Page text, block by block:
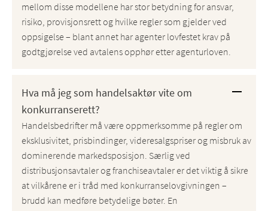
mellom disse modellene har stor betydning for ansvar,
risiko, provisjonsrett og hvilke regler som gjelder ved
oppsigelse – blant annet har agenter lovfestet krav på
godtgjørelse ved avtalens opphør etter agenturloven.
Hva må jeg som handelsaktør vite om
konkurranserett?
Handelsbedrifter må være oppmerksomme på regler om
eksklusivitet, prisbindinger, videresalgspriser og misbruk av
dominerende markedsposisjon. Særlig ved
distribusjonsavtaler og franchiseavtaler er det viktig å sikre
at vilkårene er i tråd med konkurranselovgivningen –
brudd kan medføre betydelige bøter. En